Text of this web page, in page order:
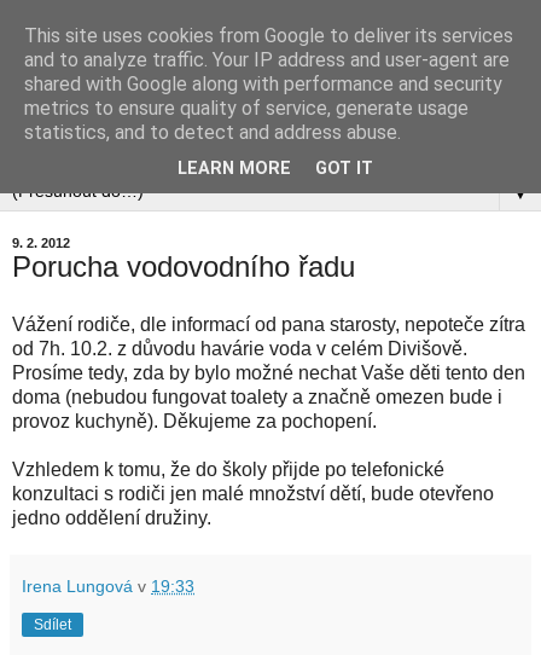
▼
9. 2. 2012
Porucha vodovodního řadu
Vážení rodiče, dle informací od pana starosty, nepoteče zítra
od 7h. 10.2. z důvodu havárie voda v celém Divišově.
Prosíme tedy, zda by bylo možné nechat Vaše děti tento den
doma (nebudou fungovat toalety a značně omezen bude i
provoz kuchyně). Děkujeme za pochopení.
Vzhledem k tomu, že do školy přijde po telefonické
konzultaci s rodiči jen malé množství dětí, bude otevřeno
jedno oddělení družiny.
Irena Lungová v 19:33
Sdílet
This site uses cookies from Google to deliver its services
and to analyze traffic. Your IP address and user-agent are
shared with Google along with performance and security
metrics to ensure quality of service, generate usage
statistics, and to detect and address abuse.
LEARN MORE GOT IT